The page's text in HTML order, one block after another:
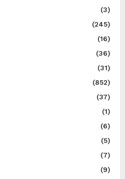
(3)
(245)
(16)
(36)
(31)
(852)
(37)
(1)
(6)
(5)
(7)
(9)